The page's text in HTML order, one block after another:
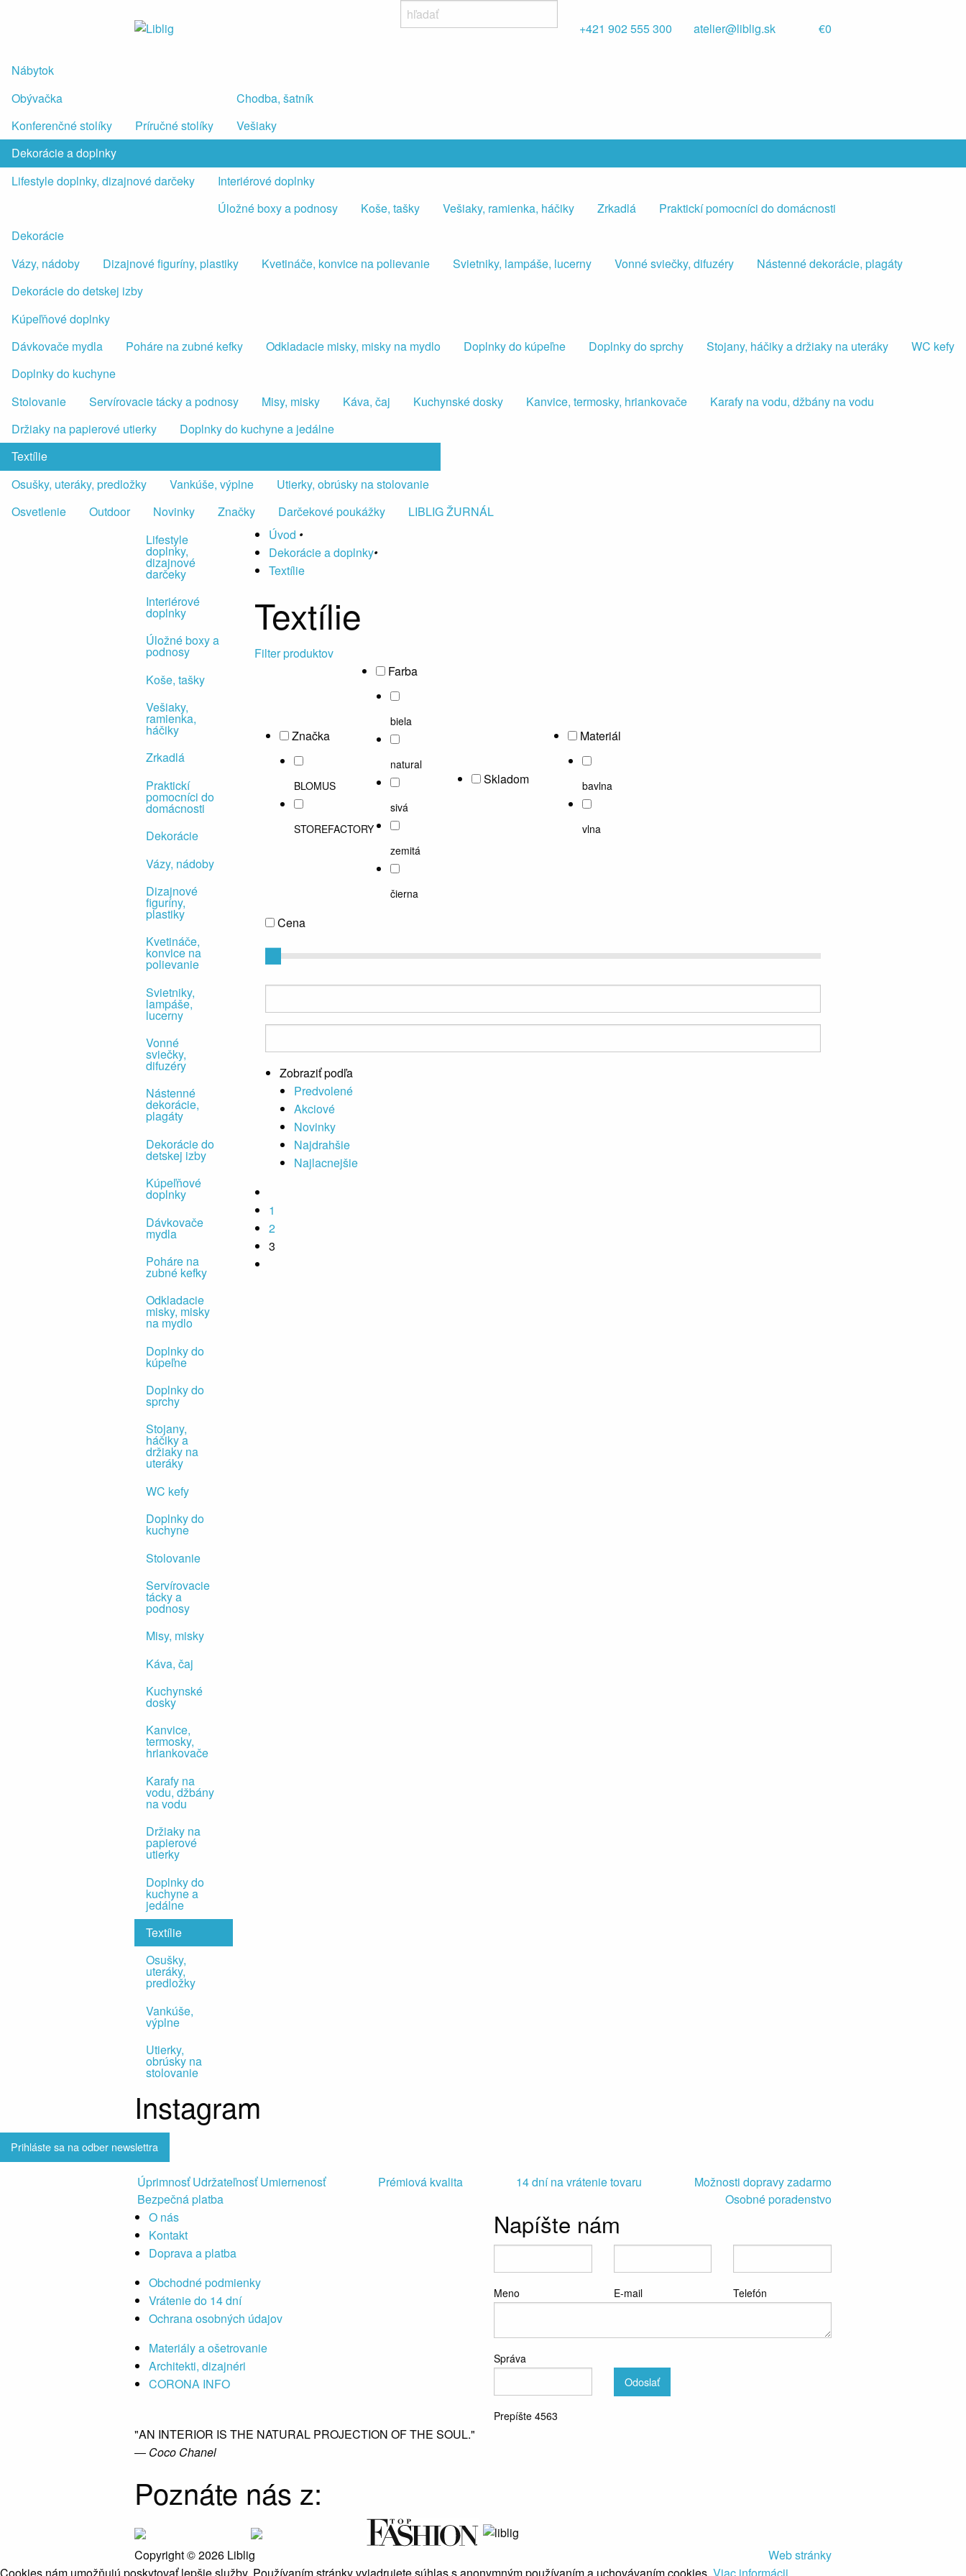
+421 902 555 300 atelier@liblig.sk €0
Nábytok
Obývačka
Konferenčné stolíky
Príručné stolíky
Chodba, šatník
Vešiaky
Dekorácie a doplnky
Lifestyle doplnky, dizajnové darčeky
Interiérové doplnky
Úložné boxy a podnosy
Koše, tašky Vešiaky, ramienka, háčiky Zrkadlá
Praktickí pomocníci do domácnosti
Dekorácie
Vázy, nádoby
Dizajnové figuríny, plastiky Kvetináče, konvice na polievanie Svietniky, lampáše, lucerny Vonné sviečky, difuzéry
Nástenné dekorácie, plagáty
Dekorácie do detskej izby
Kúpeľňové doplnky
Dávkovače mydla
Poháre na zubné kefky Odkladacie misky, misky na mydlo Doplnky do kúpeľne Doplnky do sprchy Stojany, háčiky a držiaky na uteráky
WC kefy
Doplnky do kuchyne
Stolovanie
Servírovacie tácky a podnosy Misy, misky Káva, čaj Kuchynské dosky Kanvice, termosky, hriankovače
Karafy na vodu, džbány na vodu
Držiaky na papierové utierky
Doplnky do kuchyne a jedálne
Textílie
Osušky, uteráky, predložky
Vankúše, výplne
Utierky, obrúsky na stolovanie
Osvetlenie
Outdoor Novinky Značky Darčekové poukážky
LIBLIG ŽURNÁL
Lifestyle
doplnky,
dizajnové
darčeky
Interiérové
doplnky
Úložné boxy a
podnosy
Koše, tašky
Vešiaky,
ramienka,
háčiky
Zrkadlá
Praktickí
pomocníci do
domácnosti
Dekorácie
Vázy, nádoby
Dizajnové
figuríny,
plastiky
Kvetináče,
konvice na
polievanie
Svietniky,
lampáše,
lucerny
Vonné
sviečky,
difuzéry
Nástenné
dekorácie,
plagáty
Dekorácie do
detskej izby
Kúpeľňové
doplnky
Dávkovače
mydla
Poháre na
zubné kefky
Odkladacie
misky, misky
na mydlo
Doplnky do
kúpeľne
Doplnky do
sprchy
Stojany,
háčiky a
držiaky na
uteráky
WC kefy
Doplnky do
kuchyne
Stolovanie
Servírovacie
tácky a
podnosy
Misy, misky
Káva, čaj
Kuchynské
dosky
Kanvice,
termosky,
hriankovače
Karafy na
vodu, džbány
na vodu
Držiaky na
papierové
utierky
Doplnky do
kuchyne a
jedálne
Textílie
Osušky,
uteráky,
predložky
Vankúše,
výplne
Utierky,
obrúsky na
stolovanie
Úvod •
Dekorácie a doplnky•
Textílie
Textílie
Filter produktov
Značka
BLOMUS
STOREFACTORY
Farba
biela
natural
sivá
zemitá
čierna
Skladom
Materiál
bavlna
vlna
Cena
Zobraziť podľa
Predvolené
Akciové
Novinky
Najdrahšie
Najlacnejšie
1
2
3
Instagram
Prihláste sa na odber newslettra
Úprimnosť Udržateľnosť Umiernenosť Prémiová kvalita 14 dní na vrátenie tovaru
Možnosti dopravy zadarmo
Bezpečná platba
Osobné poradenstvo
O nás
Kontakt
Doprava a platba
Obchodné podmienky
Vrátenie do 14 dní
Ochrana osobných údajov
Materiály a ošetrovanie
Architekti, dizajnéri
CORONA INFO
Napíšte nám
Meno E-mail Telefón
Správa
Prepíšte 4563
Odoslať
"AN INTERIOR IS THE NATURAL PROJECTION OF THE SOUL."
― Coco Chanel
Poznáte nás z:
Copyright © 2026 Liblig
Web stránky
Cookies nám umožňujú poskytovať lepšie služby. Používaním stránky vyjadrujete súhlas s anonymným používaním a uchovávaním cookies. Viac informácii